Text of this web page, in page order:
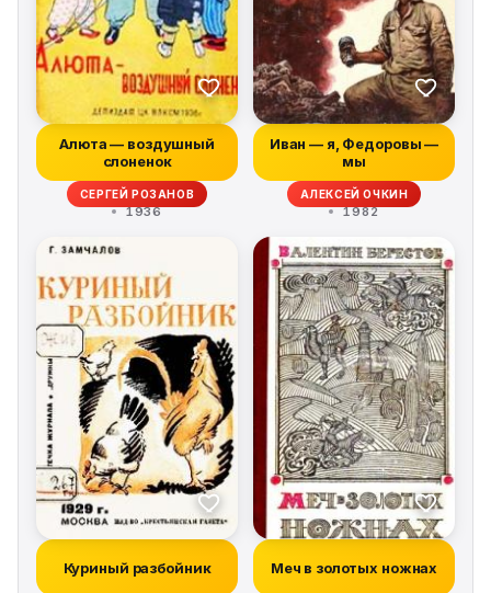
Алюта — воздушный
слоненок
СЕРГЕЙ РОЗАНОВ
1936
Иван — я, Федоровы —
мы
АЛЕКСЕЙ ОЧКИН
1982
Куриный разбойник Меч в золотых ножнах